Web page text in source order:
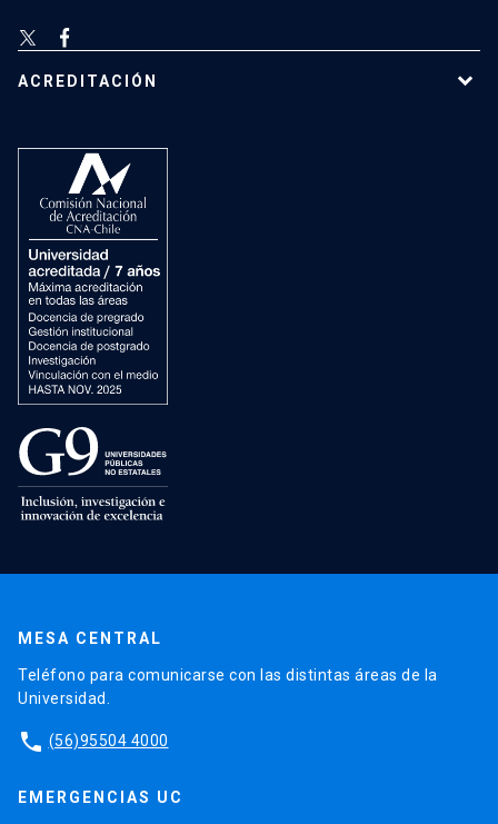
ACREDITACIÓN
MESA CENTRAL
Teléfono para comunicarse con las distintas áreas de la
Universidad.
phone (56)95504 4000
EMERGENCIAS UC